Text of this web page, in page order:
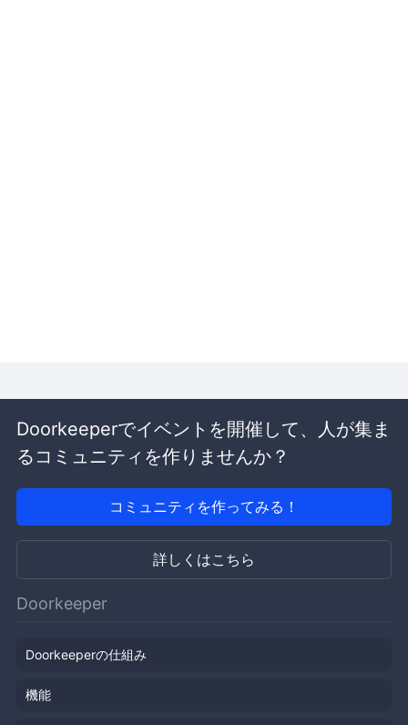
Doorkeeperでイベントを開催して、人が集ま
るコミュニティを作りませんか？
コミュニティを作ってみる！
詳しくはこちら
Doorkeeper
Doorkeeperの仕組み
機能